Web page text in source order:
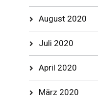
August 2020
Juli 2020
April 2020
März 2020